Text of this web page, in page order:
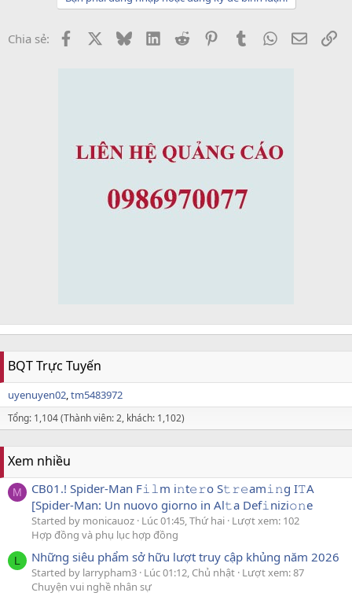
Chia sẻ: Facebook BlueskyLinkedInReddit PinterestTumblrWhatsApp
Email
BQT Trực Tuyến
uyenuyen02 tm5483972
Tổng: 1,104 (Thành viên: 2, khách: 1,102)
Xem nhiều
M
CB01.! Spider-Man F𝚒𝚕m i𝚗t𝚎𝚛o S𝚝𝚛𝚎am𝚒𝚗g I𝚃A
[Spider-Man: Un nuovo giorno in Al𝚝a Def𝚒nizi𝚘𝚗e
Started by monicauoz Lúc 01:45, Thứ hai Lượt xem: 102
Hợp đồng và phụ lục hợp đồng
L Những siêu phẩm sở hữu lượt truy cập khủng năm 2026
Started by larrypham3 Lúc 01:12, Chủ nhật Lượt xem: 87
Chuyện vui nghề nhân sự